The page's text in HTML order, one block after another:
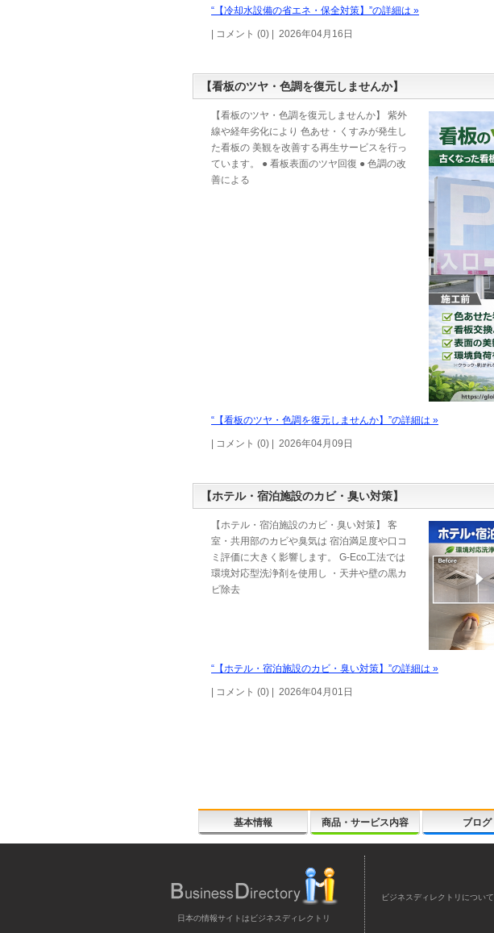
“【冷却水設備の省エネ・保全対策】”の詳細は »
| コメント (0) | 2026年04月16日
【看板のツヤ・色調を復元しませんか】
【看板のツヤ・色調を復元しませんか】 紫外
線や経年劣化により 色あせ・くすみが発生し
た看板の 美観を改善する再生サービスを行っ
ています。 ● 看板表面のツヤ回復 ● 色調の改
善による
“【看板のツヤ・色調を復元しませんか】”の詳細は »
| コメント (0) | 2026年04月09日
【ホテル・宿泊施設のカビ・臭い対策】
【ホテル・宿泊施設のカビ・臭い対策】 客
室・共用部のカビや臭気は 宿泊満足度や口コ
ミ評価に大きく影響します。 G-Eco工法では
環境対応型洗浄剤を使用し ・天井や壁の黒カ
ビ除去
“【ホテル・宿泊施設のカビ・臭い対策】”の詳細は »
| コメント (0) | 2026年04月01日
基本情報 商品・サービス内容 ブログ
日本の情報サイトはビジネスディレクトリ
ビジネスディレクトリについて